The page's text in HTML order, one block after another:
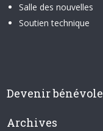
Salle des nouvelles
Soutien technique
Devenir bénévole
Archives